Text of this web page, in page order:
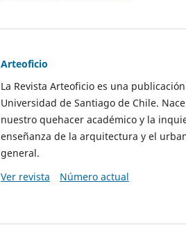
Arteoficio
La Revista Arteoficio es una
Universidad de Santiago de Chile.
nuestro quehacer académico y la
enseñanza de la arquitectura y el
general.
Ver revista
Número actual